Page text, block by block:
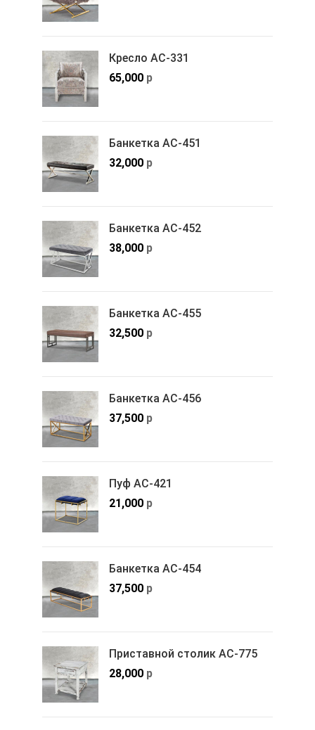
Кресло АС-331
65,000 р
Банкетка АС-451
32,000 р
Банкетка АС-452
38,000 р
Банкетка АС-455
32,500 р
Банкетка АС-456
37,500 р
Пуф АС-421
21,000 р
Банкетка АС-454
37,500 р
Приставной столик АС-775
28,000 р